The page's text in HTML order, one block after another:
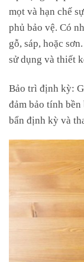
mọt và hạn chế
phủ bảo vệ. Có
gỗ, sáp, hoặc
sử dụng và thiết
Bảo trì định kỳ:
đảm bảo tính
bẩn định kỳ và